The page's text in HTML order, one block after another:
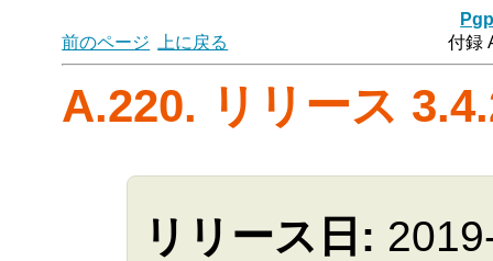
前のページ
上に戻る 付録
A.220. リリース
リリース日: